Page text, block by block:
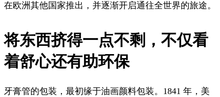
在欧洲其他国家推出，并逐渐开启通往全世界的旅途。
将东西挤得一点不剩，不仅看
着舒心还有助环保
牙膏管的包装，最初缘于油画颜料包装。1841 年，美